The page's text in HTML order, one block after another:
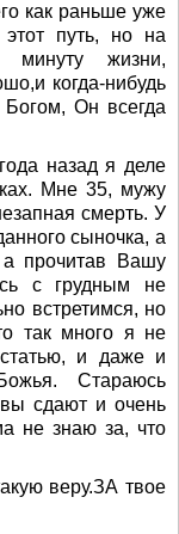
как раньше уже
этот путь, но на
жизни,
когда-нибудь
Он всегда
назад я деле
Мне 35, мужу
смерть. У
сыночка, а
прочитав Вашу
с грудным не
встретимся, но
так много я не
и даже и
Стараюсь
сдают и очень
не знаю за, что
веру.ЗА твое